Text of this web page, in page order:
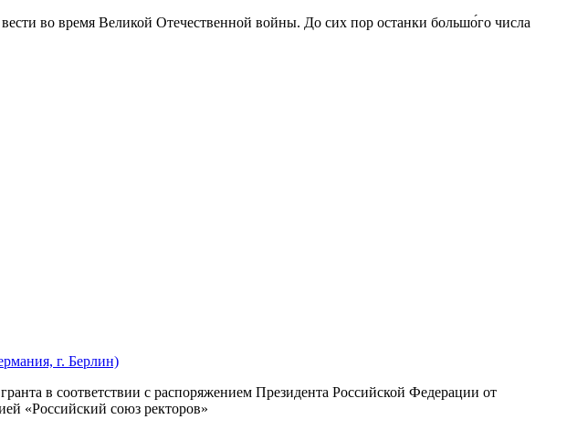
во время Великой Отечественной войны. До сих пор останки большо́го числа
г. Берлин)
в соответствии с распоряжением Президента Российской Федерации от
«Российский союз ректоров»